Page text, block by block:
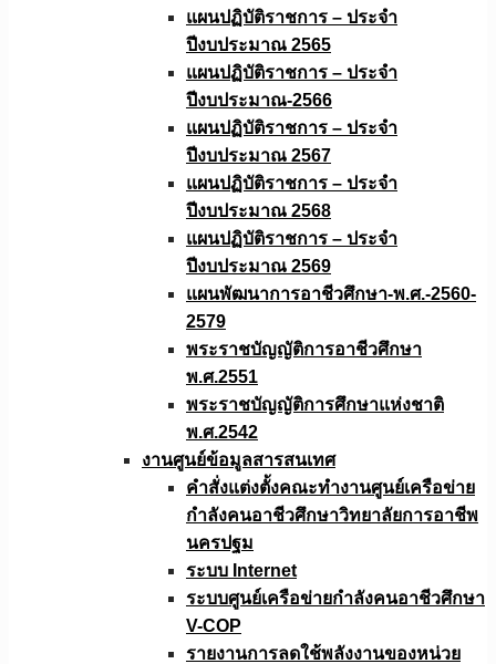
แผนปฏิบัติราชการ – ประจำ
ปีงบประมาณ 2565
แผนปฏิบัติราชการ – ประจำ
ปีงบประมาณ-2566
แผนปฏิบัติราชการ – ประจำ
ปีงบประมาณ 2567
แผนปฏิบัติราชการ – ประจำ
ปีงบประมาณ 2568
แผนปฏิบัติราชการ – ประจำ
ปีงบประมาณ 2569
แผนพัฒนาการอาชีวศึกษา-พ.ศ.-2560-
2579
พระราชบัญญัติการอาชีวศึกษา
พ.ศ.2551
พระราชบัญญัติการศึกษาแห่งชาติ
พ.ศ.2542
งานศูนย์ข้อมูลสารสนเทศ
คำสั่งแต่งตั้งคณะทำงานศูนย์เครือข่าย
กำลังคนอาชีวศึกษาวิทยาลัยการอาชีพ
นครปฐม
ระบบ Internet
ระบบศูนย์เครือข่ายกำลังคนอาชีวศึกษา
V-COP
รายงานการลดใช้พลังงานของหน่วย